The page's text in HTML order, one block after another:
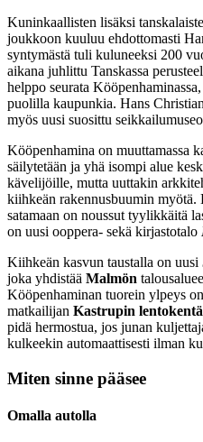
Kuninkaallisten lisäksi
joukkoon kuuluu ehdottomasti
syntymästä tuli kuluneeksi 200
aikana juhlittu Tanskassa
helppo seurata
puolilla kaupunkia. Hans
myös uusi suosittu
Kööpenhamina on muuttamassa
säilytetään ja yhä isompi alue
kävelijöille, mutta uuttakin
kiihkeän rakennusbuumin
satamaan on noussut tyylikkäitä
on uusi ooppera- sekä kirjastotalo
Kiihkeän kasvun taustalla on uusi
joka yhdistää Malmön
Kööpenhaminan tuorein ylpeys
matkailijan Kastrupin
pidä hermostua, jos junan
kulkeekin automaattisesti ilman
Miten sinne pääsee
Omalla autolla